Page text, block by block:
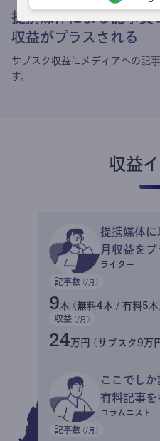
提携媒体による記事買
収益がプラスされる
サブスク収益にメディアへの記
す。
収益
提携媒体に
月収益をプ
ライター
記事数 (/月)
9本 (無料4本 / 有料5
収益 (/月)
24万円 (サブスク9万
ここでし
有料記事
コラムニスト
記事数 (/月)